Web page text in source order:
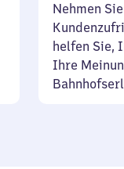
Nehmen
helfen Sie,
Ihre